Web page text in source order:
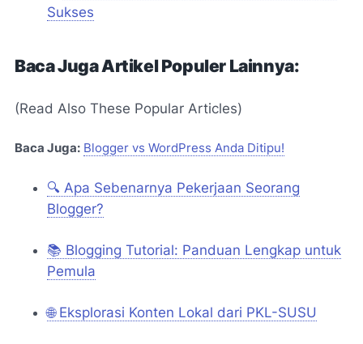
Sukses
Baca Juga Artikel Populer Lainnya:
(Read Also These Popular Articles)
Baca Juga: Blogger vs WordPress Anda Ditipu!
🔍 Apa Sebenarnya Pekerjaan Seorang
Blogger?
📚 Blogging Tutorial: Panduan Lengkap untuk
Pemula
🌐 Eksplorasi Konten Lokal dari PKL-SUSU